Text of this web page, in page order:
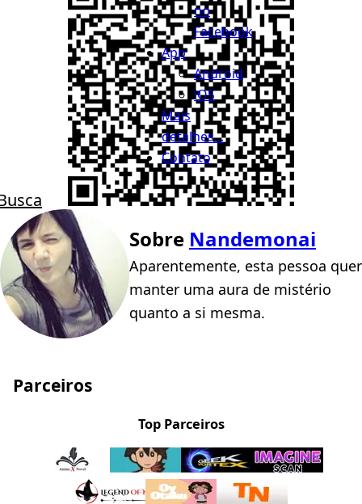
no
Facebook
App
Android
iOS
Mais
detalhes...
Contato
Sobre Nandemonai
Aparentemente, esta pessoa quer
manter uma aura de mistério
quanto a si mesma.
Parceiros
Top Parceiros